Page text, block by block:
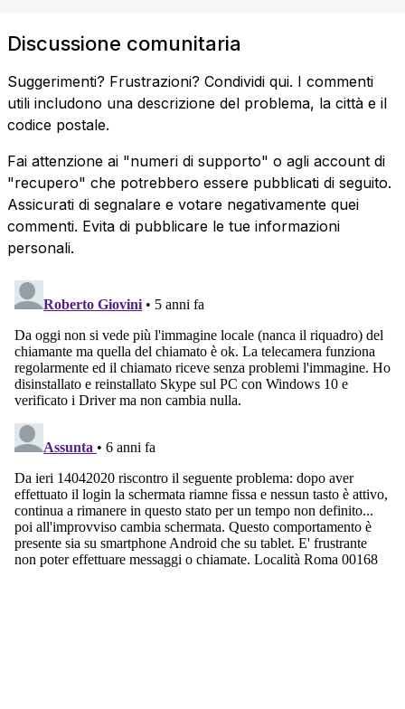
Discussione comunitaria
Suggerimenti? Frustrazioni? Condividi qui. I commenti
utili includono una descrizione del problema, la città e il
codice postale.
Fai attenzione ai "numeri di supporto" o agli account di
"recupero" che potrebbero essere pubblicati di seguito.
Assicurati di segnalare e votare negativamente quei
commenti. Evita di pubblicare le tue informazioni
personali.